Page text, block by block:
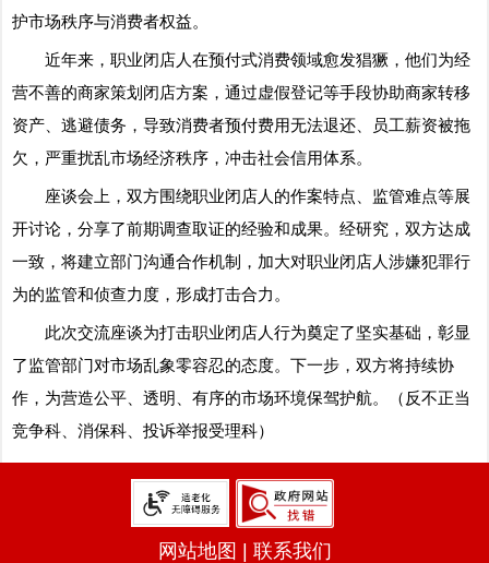
护市场秩序与消费者权益。
近年来，职业闭店人在预付式消费领域愈发猖獗，他们为经
营不善的商家策划闭店方案，通过虚假登记等手段协助商家转移
资产、逃避债务，导致消费者预付费用无法退还、员工薪资被拖
欠，严重扰乱市场经济秩序，冲击社会信用体系。
座谈会上，双方围绕职业闭店人的作案特点、监管难点等展
开讨论，分享了前期调查取证的经验和成果。经研究，双方达成
一致，将建立部门沟通合作机制，加大对职业闭店人涉嫌犯罪行
为的监管和侦查力度，形成打击合力。
此次交流座谈为打击职业闭店人行为奠定了坚实基础，彰显
了监管部门对市场乱象零容忍的态度。下一步，双方将持续协
作，为营造公平、透明、有序的市场环境保驾护航。（反不正当
竞争科、消保科、投诉举报受理科）